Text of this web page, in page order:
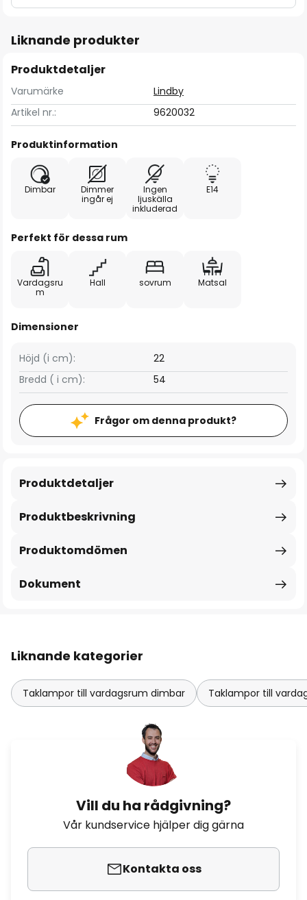
Liknande produkter
Produktdetaljer
Varumärke
Lindby
Artikel nr.:
9620032
Produktinformation
Dimbar
Dimmer
ingår ej
Ingen
ljuskälla
inkluderad
E14
Perfekt för dessa rum
Vardagsru
m
Hall sovrum Matsal
Dimensioner
Bredd ( i cm): 54
Höjd (i cm): 22
Frågor om denna produkt?
Produktbeskrivning
Produktdetaljer
Produktomdömen
Dokument
Liknande kategorier
Taklampor till vardagsrum dimbar Taklampor till
Vill du ha rådgivning?
Vår kundservice hjälper dig gärna
Kontakta oss